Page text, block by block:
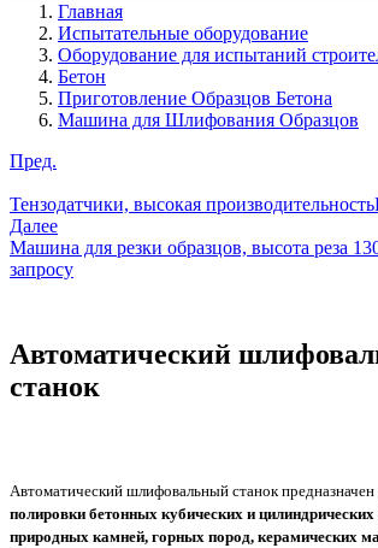
Главная
Испытательные оборудование
Оборудование для испытаний
Бетон
Приготовление Образцов Бетона
Машина для Шлифования Образцов
Пред.
Тензодатчики, высокая производительность
Далее
Машина для резки образцов, высота реза
запросу
Автоматический
станок
Автоматический шлифовальный станок предназначен
полировки бетонных кубических и
природных камней, горных пород, керамических